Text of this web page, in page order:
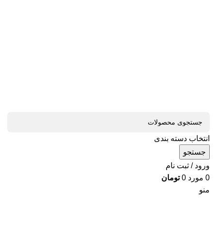
انتخاب دسته بندی
جستجو
ورود / ثبت نام
0 مورد 0 تومان
منو